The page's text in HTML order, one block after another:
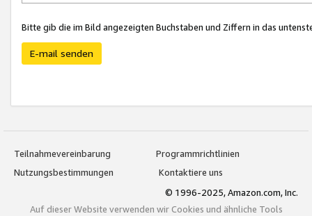
Bitte gib die im Bild angezeigten Buchstaben und Ziffern in das
E-mail senden
Teilnahmevereinbarung
Programmrichtlinien
Nutzungsbestimmungen
Kontaktiere uns
© 1996-2025, Amazon.com, Inc.
Auf dieser Website verwenden wir Cookies und ähnliche Tools